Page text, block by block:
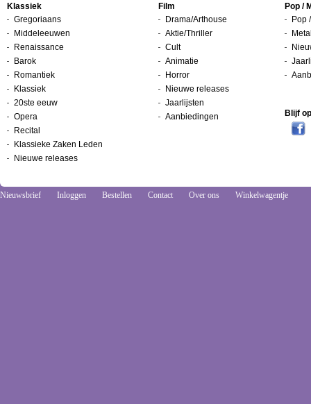
Klassiek
Gregoriaans
Middeleeuwen
Renaissance
Barok
Romantiek
Klassiek
20ste eeuw
Opera
Recital
Klassieke Zaken Leden
Nieuwe releases
Film
Drama/Arthouse
Aktie/Thriller
Cult
Animatie
Horror
Nieuwe releases
Jaarlijsten
Aanbiedingen
Pop /
Pop
Blijf
Nieuwsbrief Inloggen Bestellen Contact Over ons Winkelwagentje